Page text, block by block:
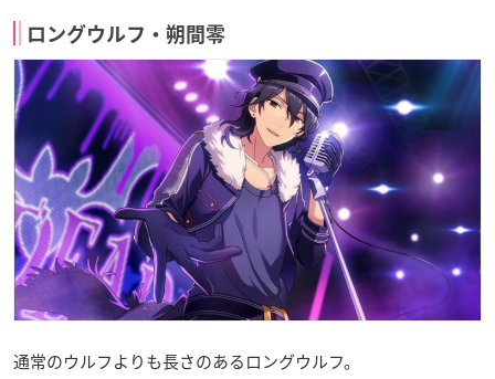
ロングウルフ・朔間零
通常のウルフよりも長さのあるロングウルフ。